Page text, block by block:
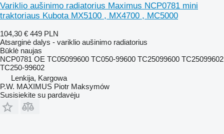
Variklio aušinimo radiatorius Maximus NCP0781 mini
traktoriaus Kubota MX5100 , MX4700 , MC5000
104,30 € 449 PLN
Atsarginė dalys - variklio aušinimo radiatorius
Būklė naujas
NCP0781 OE TC05099600 TC050-99600 TC25099600 TC25099602
TC250-99602
Lenkija, Kargowa
P.W. MAXIMUS Piotr Maksymów
Susisiekite su pardavėju